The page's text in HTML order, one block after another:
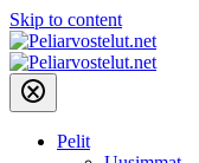
Skip to content
Pelit